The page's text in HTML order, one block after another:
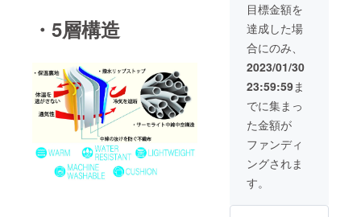
・5層構造
目標金額を
達成した場
合にのみ、
2023/01/30
23:59:59ま
でに集まっ
た金額が
ファンディ
ングされま
す。